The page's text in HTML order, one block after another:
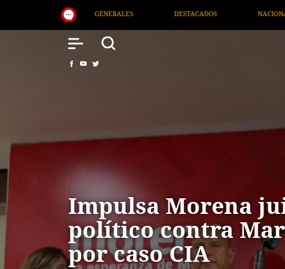
NACIONAL SALUD
Impulsa Morena
político contra
por caso CIA